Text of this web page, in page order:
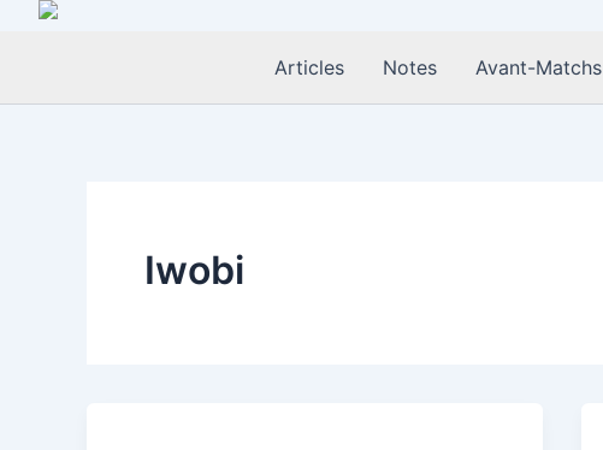
Aller
Articles Notes Avant-Matchs
Iwobi